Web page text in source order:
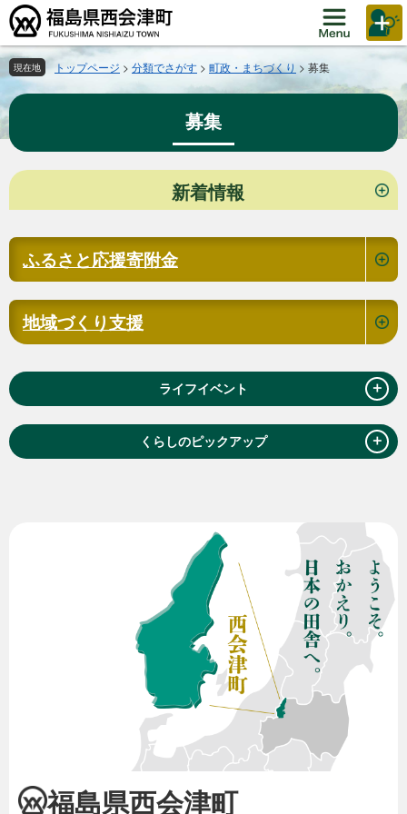
ペ
ー
ジ
の
頭
で
す。
メ
ニ
ュ
ー
飛
ば
し
本
現在地 トップページ > 分類でさがす > 町政・まちづくり > 募集
募集
本
新着情報
ふるさと応援寄附金
地域づくり支援
ライフイベント ＋
くらしのピックアップ ＋
福島県西会津町